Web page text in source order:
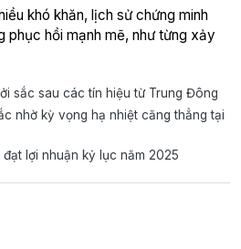
khó khăn, lịch sử chứng minh
phục hồi mạnh mẽ, như từng xảy
sắc sau các tín hiệu từ Trung Đông
nhờ kỳ vọng hạ nhiệt căng thẳng tại
lợi nhuận kỷ lục năm 2025